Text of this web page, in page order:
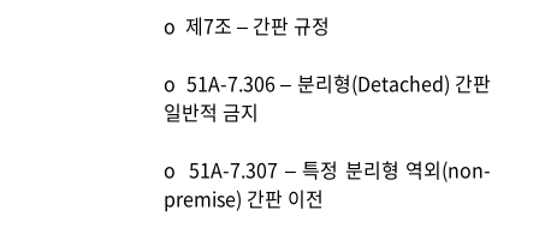
o 제7조 – 간판 규정
o 51A-7.306 – 분리형(Detached) 간판
일반적 금지
o 51A-7.307 – 특정 분리형 역외(non-
premise) 간판 이전